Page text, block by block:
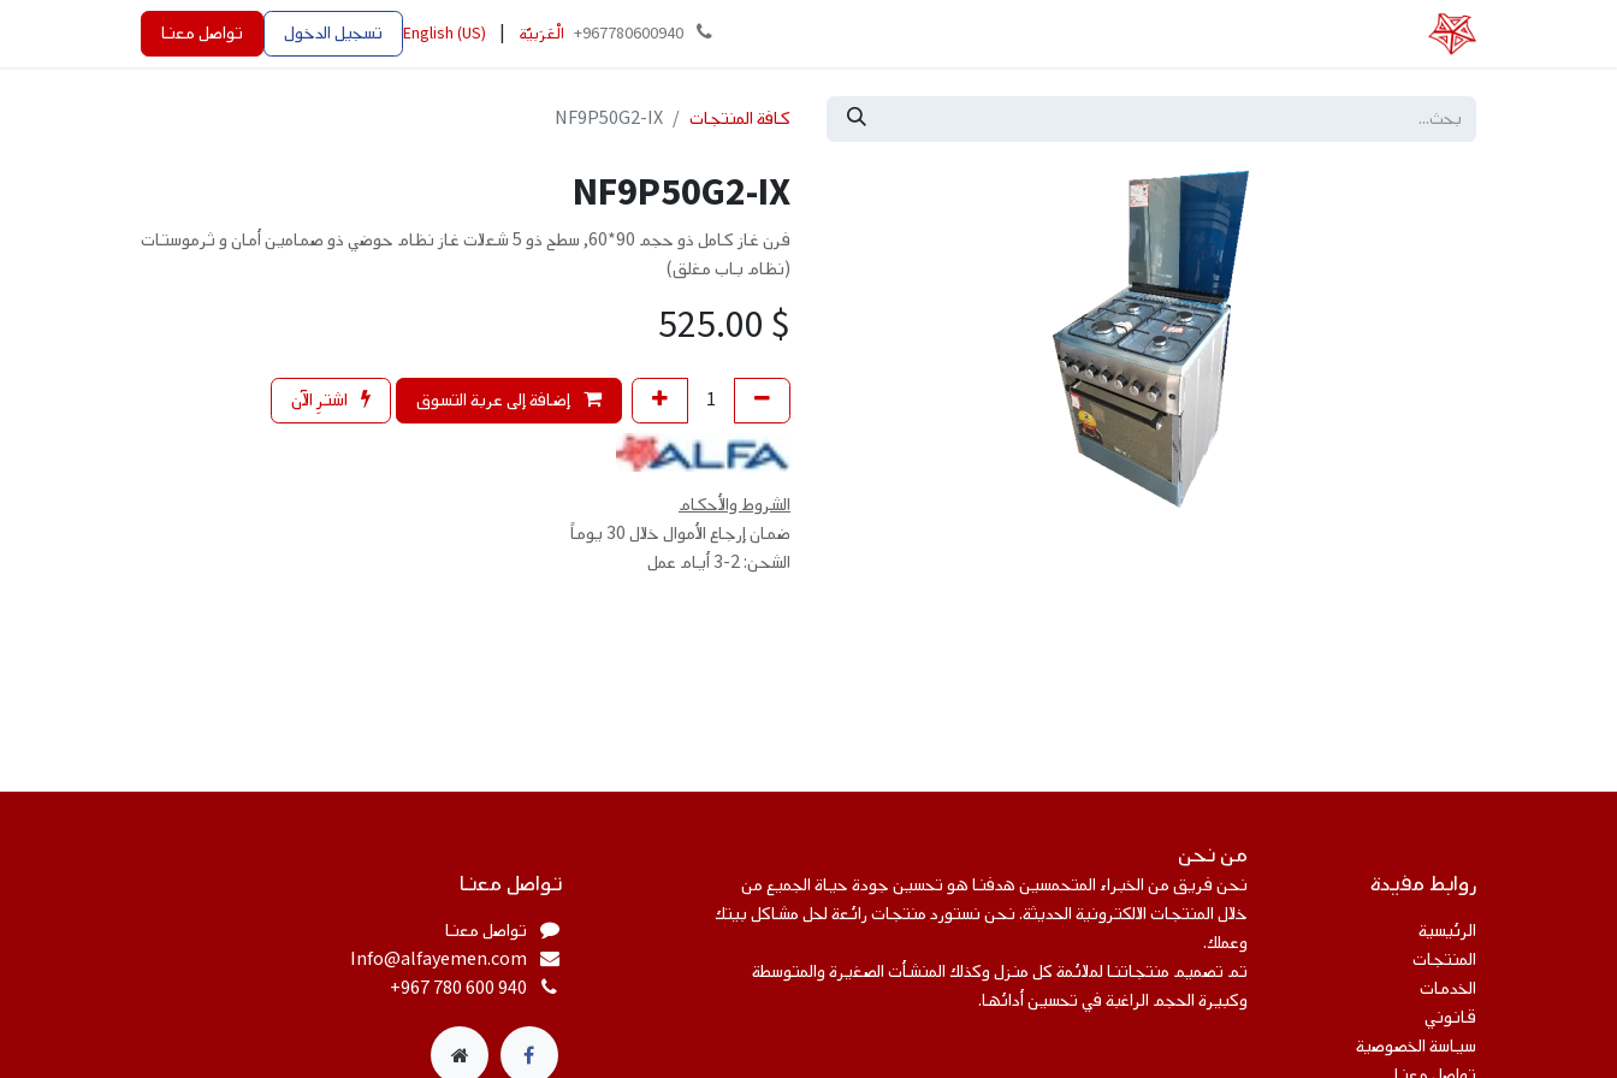
+967780600940 الْعَرَبيّة English (US) تسجيل الدخول تواصل معنا
كافة المنتجات NF9P50G2-IX
NF9P50G2-IX
فرن غاز كامل ذو حجم 90*60, سطح ذو 5 شعلات غاز نظام حوضي ذو صمامين أمان و ثرموستات
(نظام باب مغلق)
$
525.00
إضافة إلى عربة التسوق اشترِ الآن
الشروط والأحكام
ضمان إرجاع الأموال خلال 30 يوماً
الشحن: 2-3 أيام عمل
روابط مفيدة
الرئيسية
المنتجات
الخدمات
قانوني
سياسة الخصوصية
من نحن
نحن فريق من الخبراء المتحمسين هدفنا هو تحسين جودة حياة الجميع من
خلال المنتجات الالكترونية الحديثة. نحن نستورد منتجات رائعة لحل مشاكل بيتك
وعملك.
تم تصميم منتجاتنا لملائمة كل منزل وكذلك المنشأت الصغيرة والمتوسطة
وكبيرة الحجم الراغبة في تحسين أدائها.
تواصل معنا
تواصل معنا
​Info@alfayemen.com
+967 780 600 940